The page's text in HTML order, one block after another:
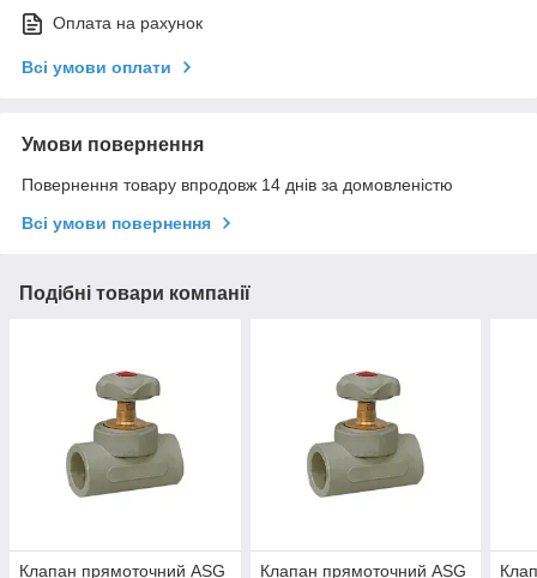
Оплата на рахунок
Всі умови оплати
Умови повернення
Повернення товару впродовж 14 днів за домовленістю
Всі умови повернення
Подібні товари компанії
Клапан прямоточний ASG
Клапан прямоточний ASG